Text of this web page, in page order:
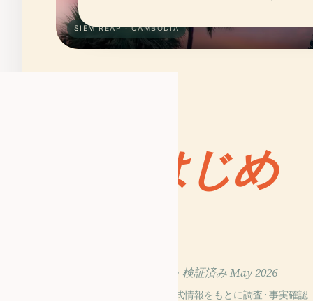
SIEM REAP · CAMBODIA
はじめ
240以上の資料から構成 · 検証済み May 2026
Wikidata・Wikipedia・公式情報をもとに調査 · 事実確認